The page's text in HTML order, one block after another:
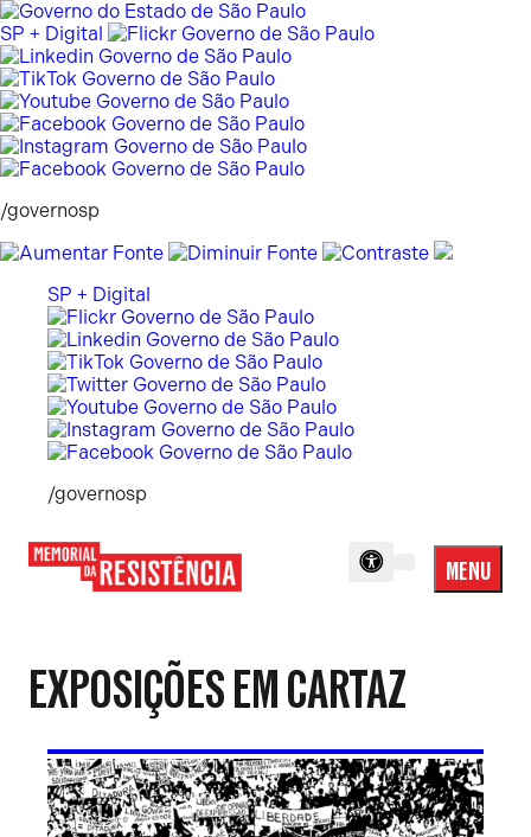
Pular
para
o
conteúdo
SP + Digital
/governosp
SP + Digital
/governosp
MENU
Menu
EXPOSIÇÕES EM CARTAZ